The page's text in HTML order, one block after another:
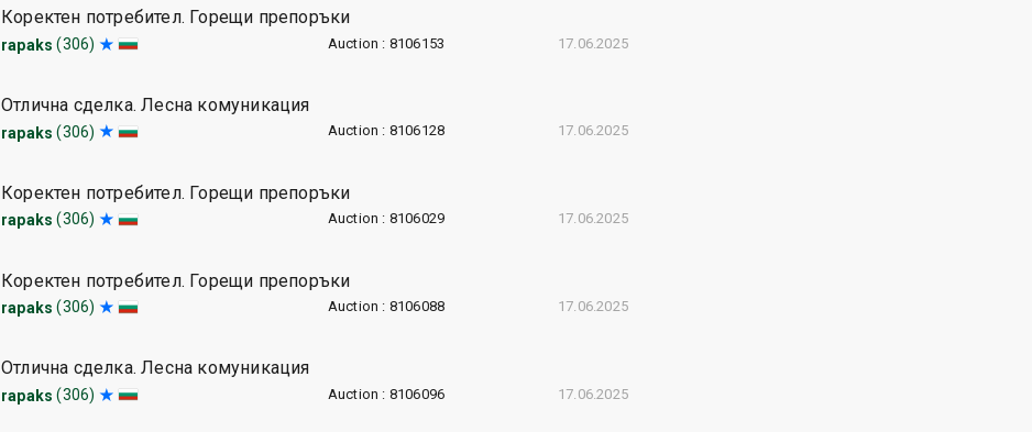
Коректен потребител. Горещи препоръки
rapaks (306) Auction : 8106153 17.06.2025
Отлична сделка. Лесна комуникация
rapaks (306) Auction : 8106128 17.06.2025
Коректен потребител. Горещи препоръки
rapaks (306) Auction : 8106029 17.06.2025
Коректен потребител. Горещи препоръки
rapaks (306) Auction : 8106088 17.06.2025
Отлична сделка. Лесна комуникация
rapaks (306) Auction : 8106096 17.06.2025